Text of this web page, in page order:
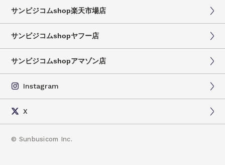
サンビジコムshop楽天市場店
サンビジコムshopヤフー店
サンビジコムshopアマゾン店
Instagram
X
© Sunbusicom Inc.